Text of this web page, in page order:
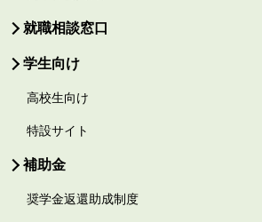
就職相談窓口
学生向け
高校生向け
特設サイト
補助金
奨学金返還助成制度